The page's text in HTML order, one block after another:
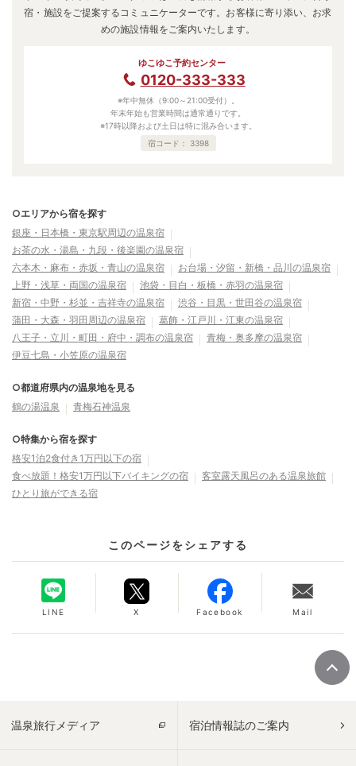
宿・施設をご提案するコミュニケーターです。お客様に寄り添い、お求
めの施設情報をご案内いたします。
ゆこゆこ予約センター
0120-333-333
※年中無休（9:00～21:00受付）。
年末年始も営業時間は通常通りです。
※17時以降および土日は特に混み合います。
宿コード：
3398
○エリアから宿を探す
銀座・日本橋・東京駅周辺の温泉宿
お茶の水・湯島・九段・後楽園の温泉宿
六本木・麻布・赤坂・青山の温泉宿
お台場・汐留・新橋・品川の温泉宿
上野・浅草・両国の温泉宿
池袋・目白・板橋・赤羽の温泉宿
新宿・中野・杉並・吉祥寺の温泉宿
渋谷・目黒・世田谷の温泉宿
蒲田・大森・羽田周辺の温泉宿
葛飾・江戸川・江東の温泉宿
八王子・立川・町田・府中・調布の温泉宿
青梅・奥多摩の温泉宿
伊豆七島・小笠原の温泉宿
○都道府県内の温泉地を見る
鶴の湯温泉
青梅石神温泉
○特集から宿を探す
格安1泊2食付き1万円以下の宿
食べ放題！格安1万円以下バイキングの宿
客室露天風呂のある温泉旅館
ひとり旅ができる宿
このページをシェアする
LINE X Facebook Mail
温泉旅行メディア 宿泊情報誌のご案内